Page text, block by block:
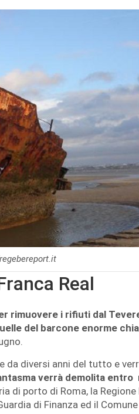
Real
rimuovere i rifiuti dal
del barcone enorme
da diversi anni del tutto e
verrà demolita entro
di porto di Roma, la
di Finanza ed il